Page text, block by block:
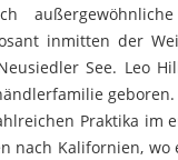
inmitten der
See. Leo
Praktika im
nach Kalifornien,